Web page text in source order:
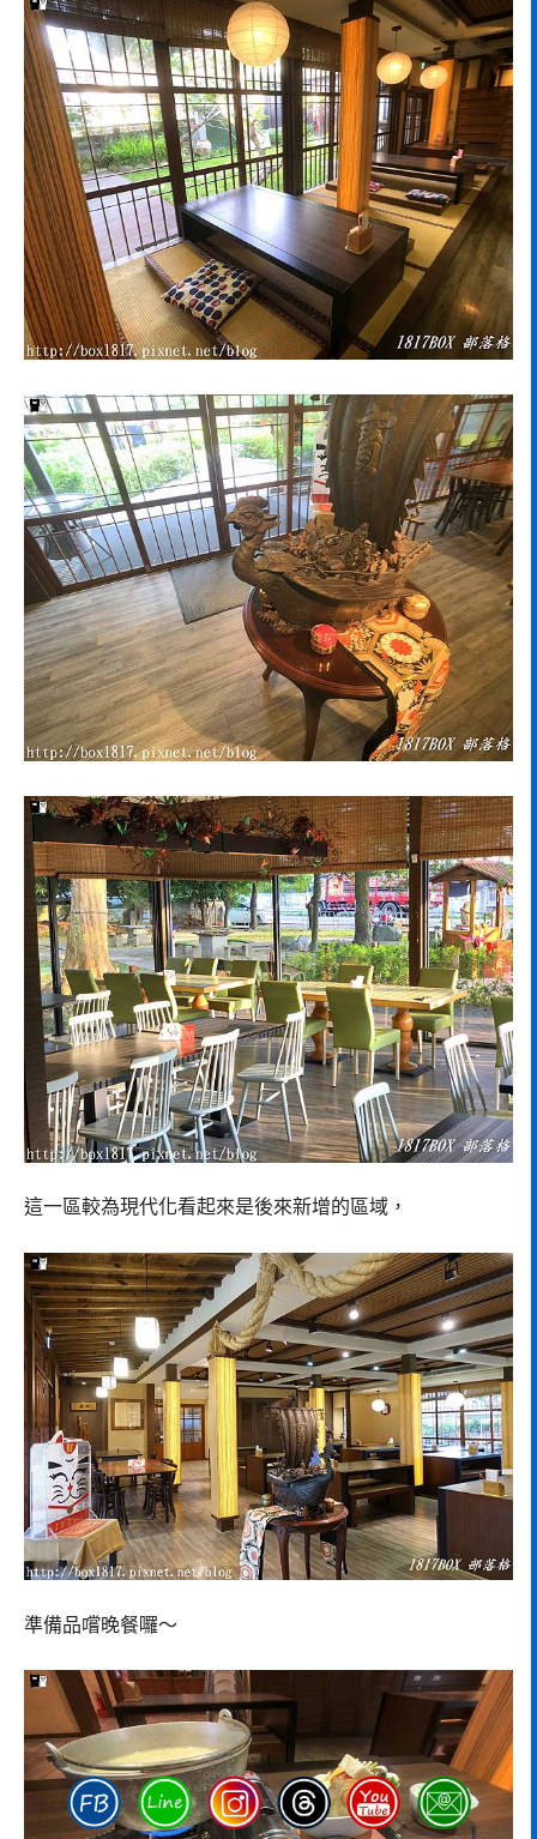
這一區較為現代化看起來是後來新增的區域，
準備品嚐晚餐囉～